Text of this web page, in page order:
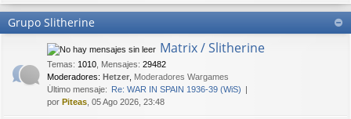
Grupo Slitherine
Matrix / Slitherine
Temas: 1010 Mensajes: 29482
Moderadores: Hetzer Moderadores Wargames
Último mensaje: Re: WAR IN SPAIN 1936-39 (WiS)
por Piteas , 05 Ago 2026, 23:48